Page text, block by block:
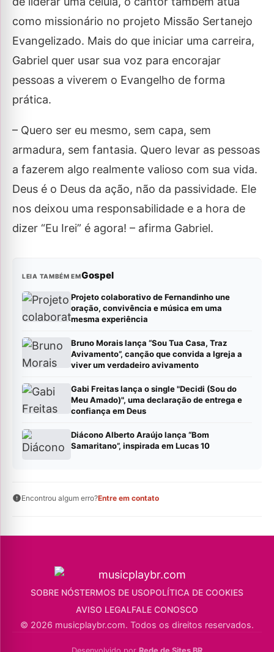
como missionário no projeto Missão Sertanejo
Evangelizado. Mais do que iniciar uma carreira,
Gabriel quer usar sua voz para encorajar
pessoas a viverem o Evangelho de forma
prática.
– Quero ser eu mesmo, sem capa, sem
armadura, sem fantasia. Quero levar as pessoas
a fazerem algo realmente valioso com sua vida.
Deus é o Deus da ação, não da passividade. Ele
nos deixou uma responsabilidade e a hora de
dizer “Eu Irei” é agora! – afirma Gabriel.
LEIA TAMBÉM EMGospel
Projeto colaborativo de Fernandinho une
oração, convivência e música em uma
mesma experiência
Bruno Morais lança “Sou Tua Casa, Traz
Avivamento”, canção que convida a Igreja a
viver um verdadeiro avivamento
Gabi Freitas lança o single "Decidi (Sou do
Meu Amado)", uma declaração de entrega e
confiança em Deus
Diácono Alberto Araújo lança “Bom
Samaritano”, inspirada em Lucas 10
Encontrou algum erro?Entre em contato
SOBRE NÓSTERMOS DE USOPOLÍTICA DE COOKIES
AVISO LEGALFALE CONOSCO
© 2026 musicplaybr.com. Todos os direitos reservados.